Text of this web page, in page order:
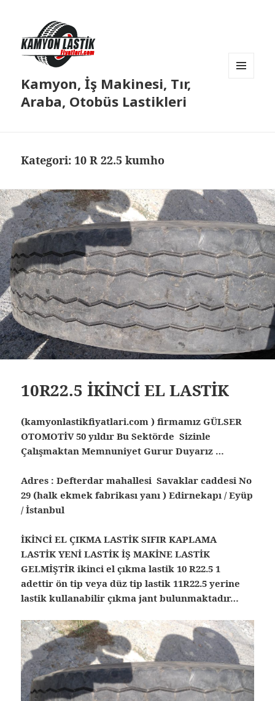
Kamyon, İş Makinesi, Tır,
Araba, Otobüs Lastikleri
Kategori:10 R 22.5 kumho
10R22.5 İKİNCİ EL LASTİK
(kamyonlastikfiyatlari.com ) firmamız GÜLSER
OTOMOTİV 50 yıldır Bu Sektörde Sizinle
Çalışmaktan Memnuniyet Gurur Duyarız …
Adres : Defterdar mahallesi Savaklar caddesi No
29 (halk ekmek fabrikası yanı ) Edirnekapı / Eyüp
/ İstanbul
İKİNCİ EL ÇIKMA LASTİK SIFIR KAPLAMA
LASTİK YENİ LASTİK İŞ MAKİNE LASTİK
GELMİŞTİR ikinci el çıkma lastik 10 R22.5 1
adettir ön tip veya düz tip lastik 11R22.5 yerine
lastik kullanabilir çıkma jant bulunmaktadır…